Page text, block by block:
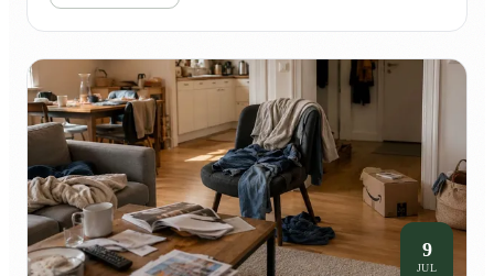
9
JUL